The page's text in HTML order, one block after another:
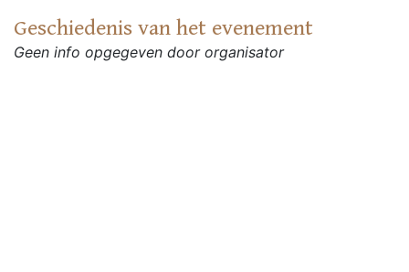
Geschiedenis van het evenement
Geen info opgegeven door organisator